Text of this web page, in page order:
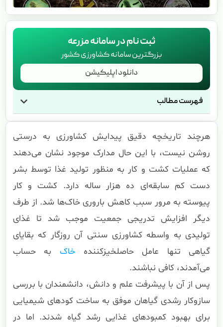
ثبت نام در سامانه مزرعه
بزرگترین سامانه کشاورزی کشور
دانلود اپلیکیشن
فهرست مطالب
هرچند تاریخچه دقیق پیدایش کشاورزی به درستی
روشن نیست، با این حال مدارک موجود نشان می‌دهند
که عملیات کشت و کار به منظور تولید غذا توسط بشر
دست کم سابقه‌ای ده هزار ساله دارد. کشت و کار
پیوسته به مرور سبب کاهش باروری خاک‌ها شد. از طرف
دیگر افزایش تدریجی جمعیت موجب شد تا غذای
تولیدی به واسطه کشاورزی سنتی آن روزگار که بقایای
گیاهی تنها عامل حاصلخیزکنندهخاک به حساب
می‌آمدند، کافی نباشند.
پس از آن با پیشرفت علم و دانش، دانشمندان با بررسی
سازوکار رشدی گیاهان موفق به ساخت کودهای شیمیایی
برای بهبود کمبودهای غذایی رشد گیاه شدند. اما در